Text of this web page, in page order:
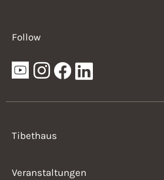
Follow
Tibethaus
Veranstaltungen